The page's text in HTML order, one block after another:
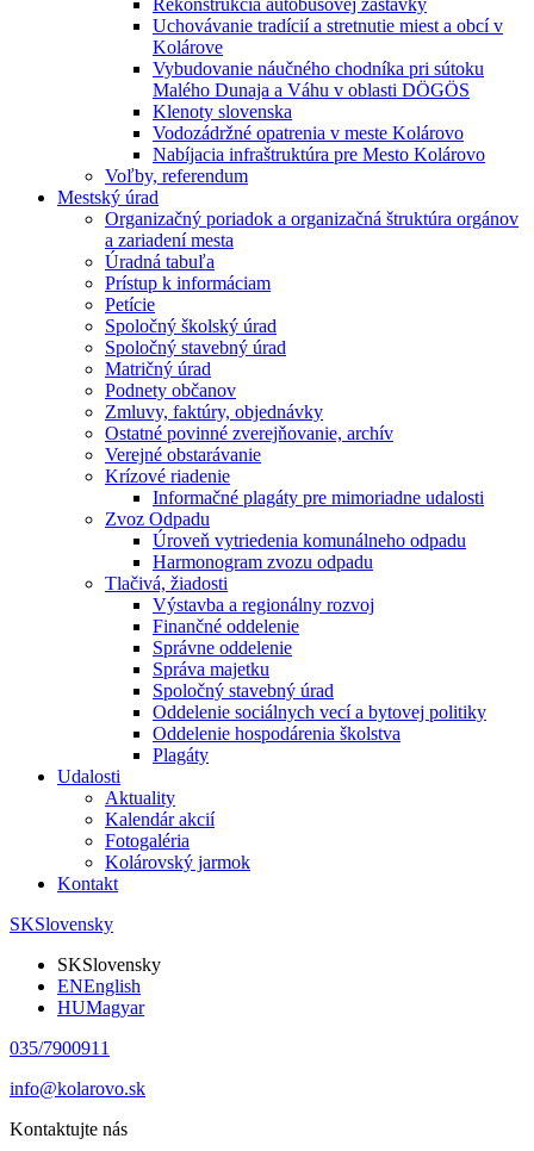
Rekonštrukcia autobusovej zastávky
Uchovávanie tradícií a stretnutie miest a obcí v
Kolárove
Vybudovanie náučného chodníka pri sútoku
Malého Dunaja a Váhu v oblasti DÖGÖS
Klenoty slovenska
Vodozádržné opatrenia v meste Kolárovo
Nabíjacia infraštruktúra pre Mesto Kolárovo
Voľby, referendum
Mestský úrad
Organizačný poriadok a organizačná štruktúra orgánov
a zariadení mesta
Úradná tabuľa
Prístup k informáciam
Petície
Spoločný školský úrad
Spoločný stavebný úrad
Matričný úrad
Podnety občanov
Zmluvy, faktúry, objednávky
Ostatné povinné zverejňovanie, archív
Verejné obstarávanie
Krízové riadenie
Informačné plagáty pre mimoriadne udalosti
Zvoz Odpadu
Úroveň vytriedenia komunálneho odpadu
Harmonogram zvozu odpadu
Tlačivá, žiadosti
Výstavba a regionálny rozvoj
Finančné oddelenie
Správne oddelenie
Správa majetku
Spoločný stavebný úrad
Oddelenie sociálnych vecí a bytovej politiky
Oddelenie hospodárenia školstva
Plagáty
Udalosti
Aktuality
Kalendár akcií
Fotogaléria
Kolárovský jarmok
Kontakt
SKSlovensky
SKSlovensky
ENEnglish
HUMagyar
035/7900911
info@kolarovo.sk
Kontaktujte nás